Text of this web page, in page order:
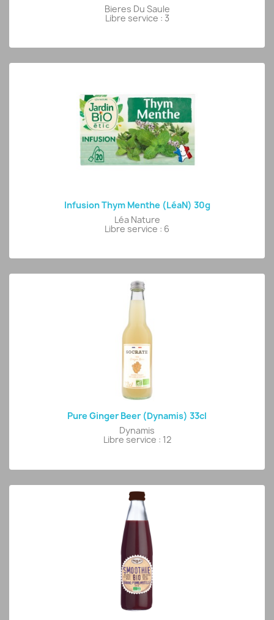
Bieres Du Saule
Libre service : 3
Infusion Thym Menthe (LéaN) 30g
Léa Nature
Libre service : 6
Pure Ginger Beer (Dynamis) 33cl
Dynamis
Libre service : 12